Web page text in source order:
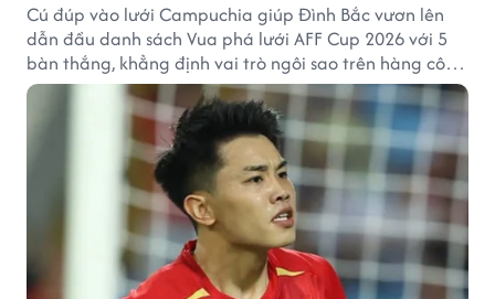
Cú đúp vào lưới Campuchia giúp Đình Bắc vươn lên
dẫn đầu danh sách Vua phá lưới AFF Cup 2026 với 5
bàn thắng, khẳng định vai trò ngôi sao trên hàng công
tuyển Việt Nam.